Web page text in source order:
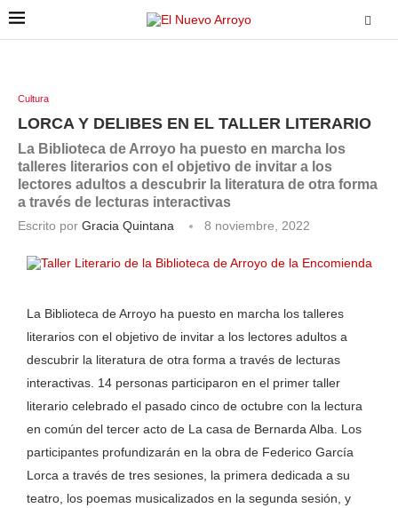
Cultura
LORCA Y DELIBES EN EL TALLER LITERARIO
La Biblioteca de Arroyo ha puesto en marcha los
talleres literarios con el objetivo de invitar a los
lectores adultos a descubrir la literatura de otra forma
a través de lecturas interactivas
Escrito por Gracia Quintana 8 noviembre, 2022
La Biblioteca de Arroyo ha puesto en marcha los talleres
literarios con el objetivo de invitar a los lectores adultos a
descubrir la literatura de otra forma a través de lecturas
interactivas. 14 personas participaron en el primer taller
literario celebrado el pasado cinco de octubre con la lectura
en común del tercer acto de La casa de Bernarda Alba. Los
participantes profundizarán en la obra de Federico García
Lorca a través de tres sesiones, la primera dedicada a su
teatro, los poemas musicalizados en la segunda sesión, y